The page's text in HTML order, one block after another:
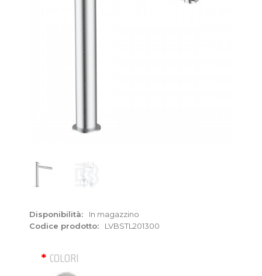
Disponibilità:
In magazzino
Codice prodotto:
LVBSTL201300
COLORI